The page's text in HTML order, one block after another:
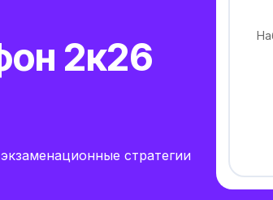
2к26
стратегии